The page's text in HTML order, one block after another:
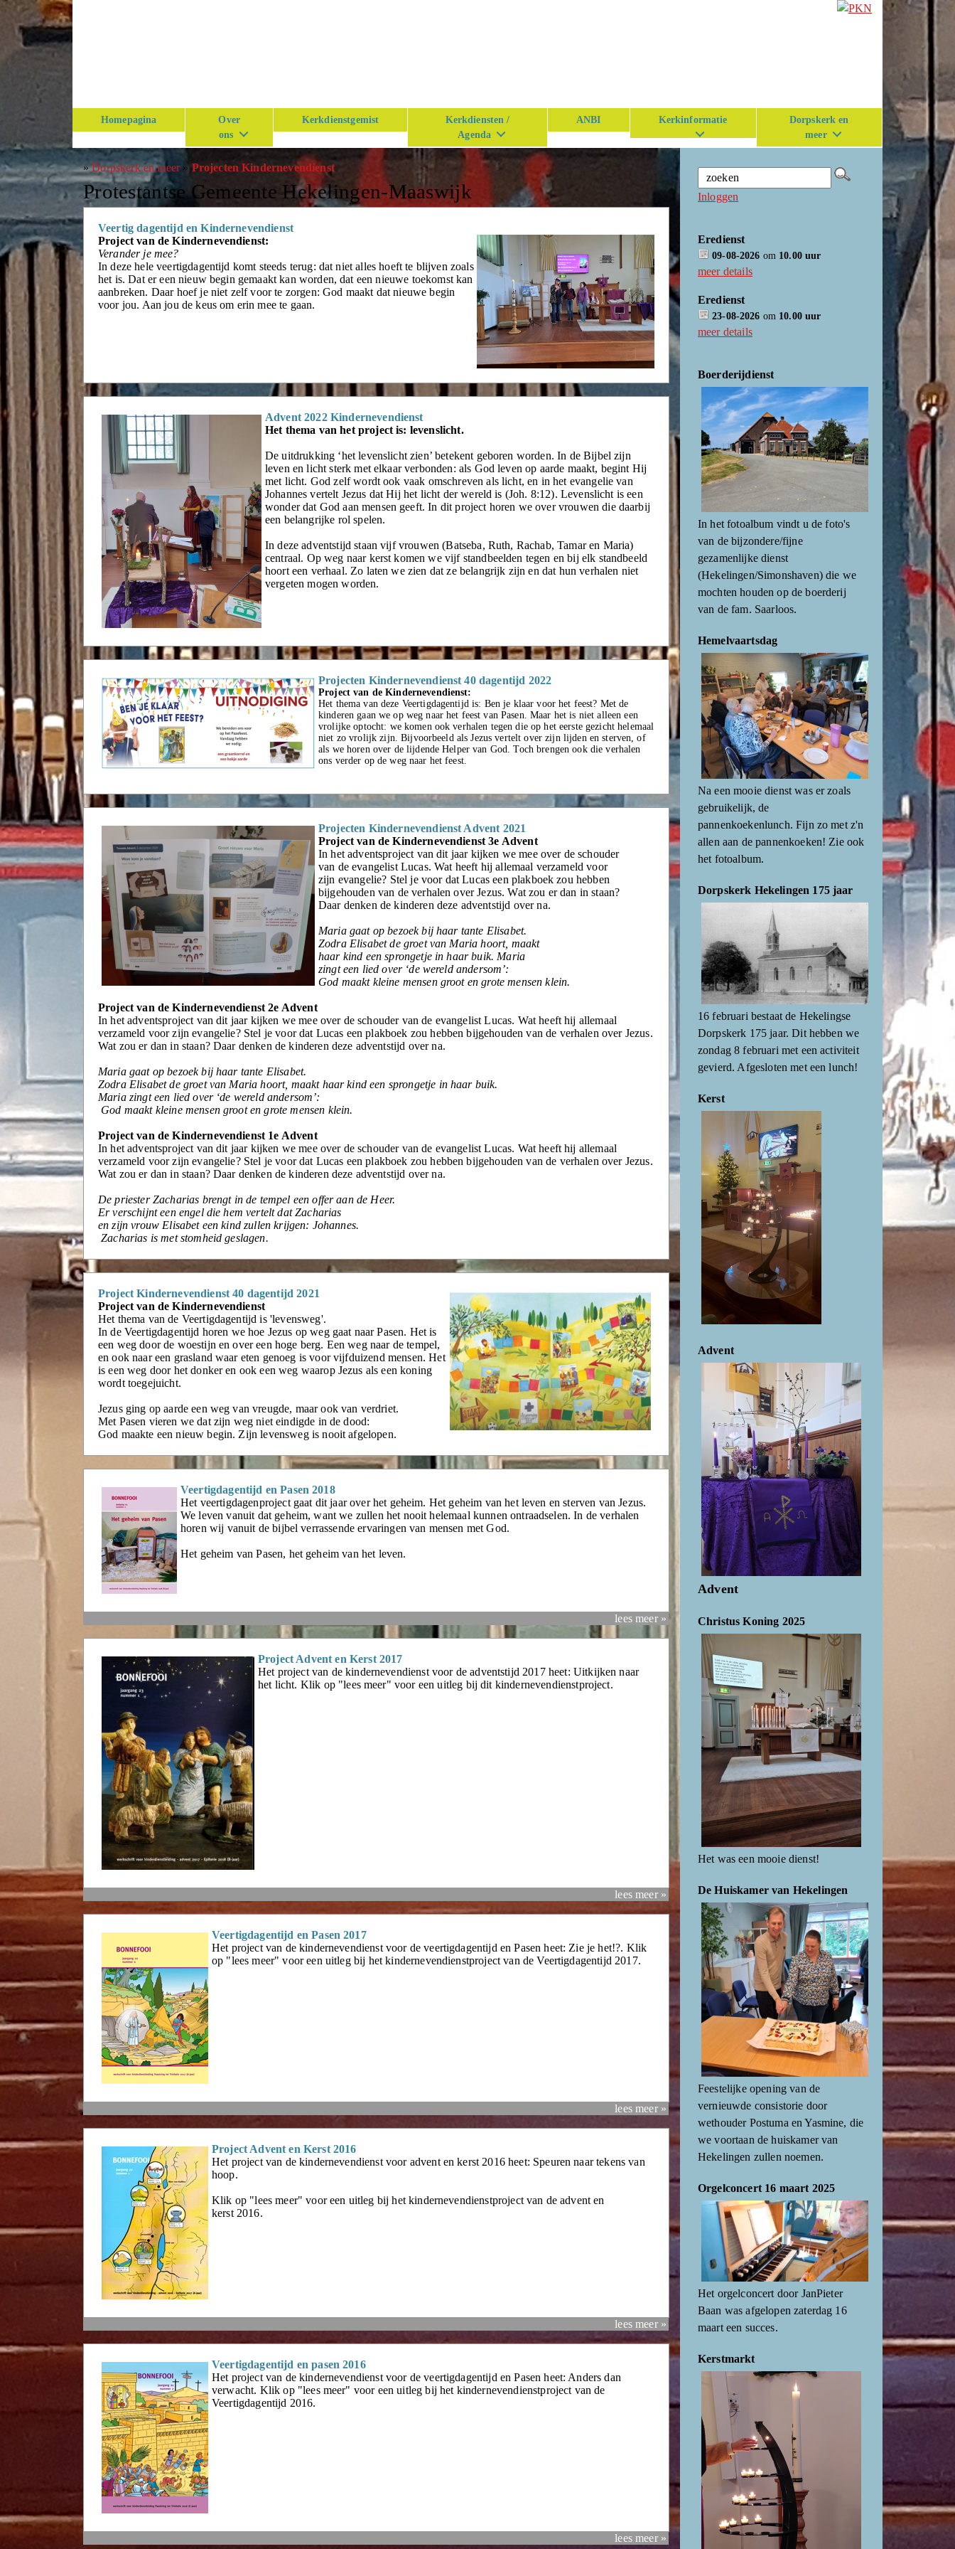
Homepagina
Over
ons
Kerkdienstgemist
Kerkdiensten /
Agenda
ANBI Kerkinformatie
Dorpskerk en
meer
»Dorpskerk en meer» Projecten Kindernevendienst
Protestantse Gemeente Hekelingen-Maaswijk
Veertig dagentijd en Kindernevendienst
Project van de Kindernevendienst:
Verander je mee?
In deze hele veertigdagentijd komt steeds terug: dat niet alles hoeft te blijven zoals
het is. Dat er een nieuw begin gemaakt kan worden, dat een nieuwe toekomst kan
aanbreken. Daar hoef je niet zelf voor te zorgen: God maakt dat nieuwe begin
voor jou. Aan jou de keus om erin mee te gaan.
Advent 2022 Kindernevendienst
Het thema van het project is: levenslicht.
De uitdrukking ‘het levenslicht zien’ betekent geboren worden. In de Bijbel zijn
leven en licht sterk met elkaar verbonden: als God leven op aarde maakt, begint Hij
met licht. God zelf wordt ook vaak omschreven als licht, en in het evangelie van
Johannes vertelt Jezus dat Hij het licht der wereld is (Joh. 8:12). Levenslicht is een
wonder dat God aan mensen geeft. In dit project horen we over vrouwen die daarbij
een belangrijke rol spelen.
In deze adventstijd staan vijf vrouwen (Batseba, Ruth, Rachab, Tamar en Maria)
centraal. Op weg naar kerst komen we vijf standbeelden tegen en bij elk standbeeld
hoort een verhaal. Zo laten we zien dat ze belangrijk zijn en dat hun verhalen niet
vergeten mogen worden.
Projecten Kindernevendienst 40 dagentijd 2022
Project van de Kindernevendienst:
Het thema van deze Veertigdagentijd is: Ben je klaar voor het feest? Met de
kinderen gaan we op weg naar het feest van Pasen. Maar het is niet alleen een
vrolijke optocht: we komen ook verhalen tegen die op het eerste gezicht helemaal
niet zo vrolijk zijn. Bijvoorbeeld als Jezus vertelt over zijn lijden en sterven, of
als we horen over de lijdende Helper van God. Toch brengen ook die verhalen
ons verder op de weg naar het feest.
Projecten Kindernevendienst Advent 2021
Project van de Kindernevendienst 3e Advent
In het adventsproject van dit jaar kijken we mee over de schouder
van de evangelist Lucas. Wat heeft hij allemaal verzameld voor
zijn evangelie? Stel je voor dat Lucas een plakboek zou hebben
bijgehouden van de verhalen over Jezus. Wat zou er dan in staan?
Daar denken de kinderen deze adventstijd over na.
Maria gaat op bezoek bij haar tante Elisabet.
Zodra Elisabet de groet van Maria hoort, maakt
haar kind een sprongetje in haar buik. Maria
zingt een lied over ‘de wereld andersom’:
God maakt kleine mensen groot en grote mensen klein.
Project van de Kindernevendienst 2e Advent
In het adventsproject van dit jaar kijken we mee over de schouder van de evangelist Lucas. Wat heeft hij allemaal
verzameld voor zijn evangelie? Stel je voor dat Lucas een plakboek zou hebben bijgehouden van de verhalen over Jezus.
Wat zou er dan in staan? Daar denken de kinderen deze adventstijd over na.
Maria gaat op bezoek bij haar tante Elisabet.
Zodra Elisabet de groet van Maria hoort, maakt haar kind een sprongetje in haar buik.
Maria zingt een lied over ‘de wereld andersom’:
God maakt kleine mensen groot en grote mensen klein.
Project van de Kindernevendienst 1e Advent
In het adventsproject van dit jaar kijken we mee over de schouder van de evangelist Lucas. Wat heeft hij allemaal
verzameld voor zijn evangelie? Stel je voor dat Lucas een plakboek zou hebben bijgehouden van de verhalen over Jezus.
Wat zou er dan in staan? Daar denken de kinderen deze adventstijd over na.
De priester Zacharias brengt in de tempel een offer aan de Heer.
Er verschijnt een engel die hem vertelt dat Zacharias
en zijn vrouw Elisabet een kind zullen krijgen: Johannes.
Zacharias is met stomheid geslagen.
Project Kindernevendienst 40 dagentijd 2021
Project van de Kindernevendienst
Het thema van de Veertigdagentijd is 'levensweg'.
In de Veertigdagentijd horen we hoe Jezus op weg gaat naar Pasen. Het is
een weg door de woestijn en over een hoge berg. Een weg naar de tempel,
en ook naar een grasland waar eten genoeg is voor vijfduizend mensen. Het
is een weg door het donker en ook een weg waarop Jezus als een koning
wordt toegejuicht.
Jezus ging op aarde een weg van vreugde, maar ook van verdriet.
Met Pasen vieren we dat zijn weg niet eindigde in de dood:
God maakte een nieuw begin. Zijn levensweg is nooit afgelopen.
Veertigdagentijd en Pasen 2018
Het veertigdagenproject gaat dit jaar over het geheim. Het geheim van het leven en sterven van Jezus.
We leven vanuit dat geheim, want we zullen het nooit helemaal kunnen ontraadselen. In de verhalen
horen wij vanuit de bijbel verrassende ervaringen van mensen met God.
Het geheim van Pasen, het geheim van het leven.
lees meer »
Project Advent en Kerst 2017
Het project van de kindernevendienst voor de adventstijd 2017 heet: Uitkijken naar
het licht. Klik op "lees meer" voor een uitleg bij dit kindernevendienstproject.
lees meer »
Veertigdagentijd en Pasen 2017
Het project van de kindernevendienst voor de veertigdagentijd en Pasen heet: Zie je het!?. Klik
op "lees meer" voor een uitleg bij het kindernevendienstproject van de Veertigdagentijd 2017.
lees meer »
Project Advent en Kerst 2016
Het project van de kindernevendienst voor advent en kerst 2016 heet: Speuren naar tekens van
hoop.
Klik op "lees meer" voor een uitleg bij het kindernevendienstproject van de advent en
kerst 2016.
lees meer »
Veertigdagentijd en pasen 2016
Het project van de kindernevendienst voor de veertigdagentijd en Pasen heet: Anders dan
verwacht. Klik op "lees meer" voor een uitleg bij het kindernevendienstproject van de
Veertigdagentijd 2016.
lees meer »
Inloggen
Eredienst
09-08-2026 om 10.00 uur
meer details
Eredienst
23-08-2026 om 10.00 uur
meer details
Boerderijdienst
In het fotoalbum vindt u de foto's
van de bijzondere/fijne
gezamenlijke dienst
(Hekelingen/Simonshaven) die we
mochten houden op de boerderij
van de fam. Saarloos.
Hemelvaartsdag
Na een mooie dienst was er zoals
gebruikelijk, de
pannenkoekenlunch. Fijn zo met z'n
allen aan de pannenkoeken! Zie ook
het fotoalbum.
Dorpskerk Hekelingen 175 jaar
16 februari bestaat de Hekelingse
Dorpskerk 175 jaar. Dit hebben we
zondag 8 februari met een activiteit
gevierd. Afgesloten met een lunch!
Kerst
Advent
Advent
Christus Koning 2025
Het was een mooie dienst!
De Huiskamer van Hekelingen
Feestelijke opening van de
vernieuwde consistorie door
wethouder Postuma en Yasmine, die
we voortaan de huiskamer van
Hekelingen zullen noemen.
Orgelconcert 16 maart 2025
Het orgelconcert door JanPieter
Baan was afgelopen zaterdag 16
maart een succes.
Kerstmarkt